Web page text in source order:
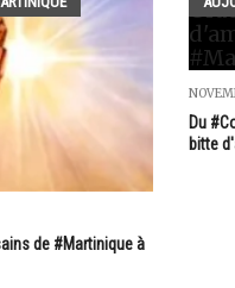
de #Martinique à
Du
bitte